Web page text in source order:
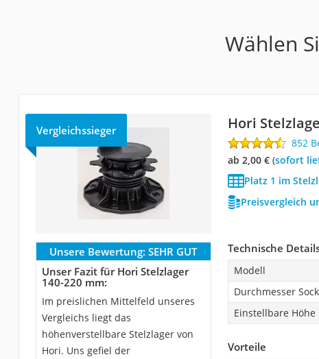
Wählen
Vergleichssieger Hori
852
ab 2,00 €( Sofort
Platz 1 im
Preisvergleich
Unsere Bewertung: SEHR GUT
Unser Fazit für Hori Stelzlager
140-220 mm:
Im preislichen Mittelfeld unseres
Vergleichs liegt das
höhenverstellbare Stelzlager von
Hori. Uns gefiel der
Technische
Modell
Durchmesser
Einstellbare Höhe
Vorteile